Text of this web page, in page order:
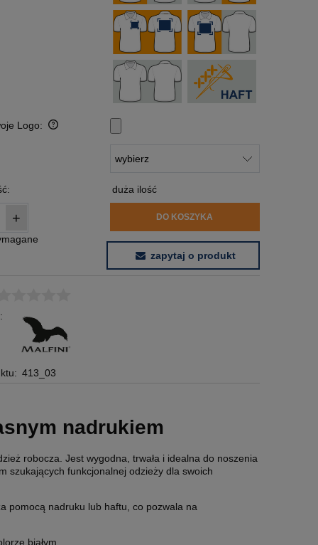
Logo:
duża ilość
+ DO KOSZYKA
zapytaj o produkt
413_03
nadrukiem
robocza. Jest wygodna, trwała i idealna do noszenia
szukających funkcjonalnej odzieży dla swoich
pomocą nadruku lub haftu, co pozwala na
białym.